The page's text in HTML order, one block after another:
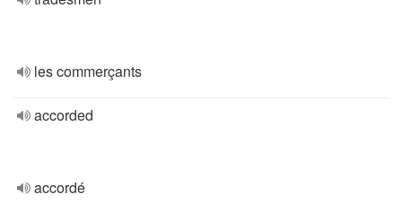
les commerçants
accorded
accordé